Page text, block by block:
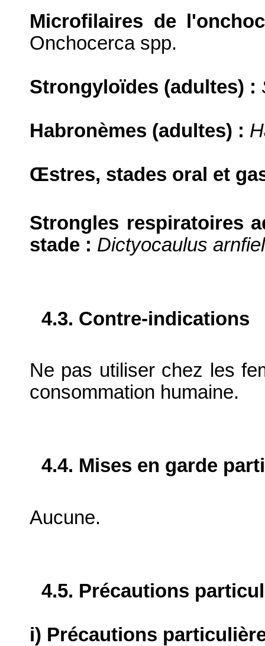
Microfilaires de
Onchocerca spp.
Strongyloïdes (adultes) :
Habronèmes (adultes) :
Œstres, stades oral et
Strongles respiratoires
stade : Dictyocaulus
4.3. Contre-indications
Ne pas utiliser chez les
consommation humaine.
4.4. Mises en garde
Aucune.
4.5. Précautions
i) Précautions